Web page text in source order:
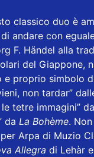
classico duo è
andare con
F. Händel alla
del Giappone,
proprio simbolo
non tardar”
le tetre immagini”
da La Bohème.
Arpa di Muzio
Allegra di Lehàr